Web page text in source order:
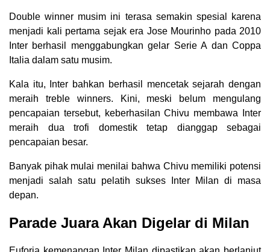
Double winner musim ini terasa semakin spesial karena
menjadi kali pertama sejak era Jose Mourinho pada 2010
Inter berhasil menggabungkan gelar Serie A dan Coppa
Italia dalam satu musim.
Kala itu, Inter bahkan berhasil mencetak sejarah dengan
meraih treble winners. Kini, meski belum mengulang
pencapaian tersebut, keberhasilan Chivu membawa Inter
meraih dua trofi domestik tetap dianggap sebagai
pencapaian besar.
Banyak pihak mulai menilai bahwa Chivu memiliki potensi
menjadi salah satu pelatih sukses Inter Milan di masa
depan.
Parade Juara Akan Digelar di Milan